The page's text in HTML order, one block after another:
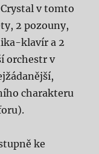
v tomto
2 pozouny,
klavír a 2
orchestr v
charakteru
ke